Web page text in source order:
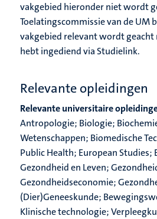
vakgebied hieronder niet wordt
Toelatingscommissie van de UM
vakgebied relevant wordt geacht
hebt ingediend via Studielink.
Relevante opleidingen
Relevante universitaire
Antropologie; Biologie;
Wetenschappen; Biomedische
Public Health; European Studies;
Gezondheid en Leven;
Gezondheidseconomie;
(Dier)Geneeskunde;
Klinische technologie;